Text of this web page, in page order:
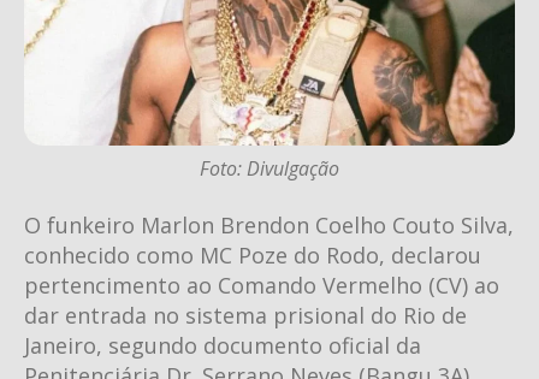
Foto: Divulgação
O funkeiro Marlon Brendon Coelho Couto Silva,
conhecido como MC Poze do Rodo, declarou
pertencimento ao Comando Vermelho (CV) ao
dar entrada no sistema prisional do Rio de
Janeiro, segundo documento oficial da